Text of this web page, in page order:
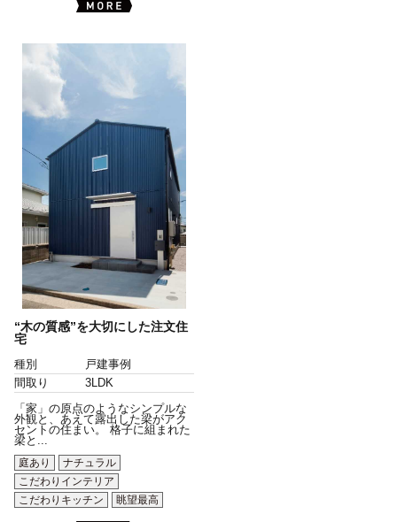
“木の質感”を大切にした注文住
宅
種別
戸建事例
間取り
3LDK
「家」の原点のようなシンプルな
外観と、あえて露出した梁がアク
セントの住まい。 格子に組まれた
梁と...
庭あり
ナチュラル
こだわりインテリア
こだわりキッチン
眺望最高